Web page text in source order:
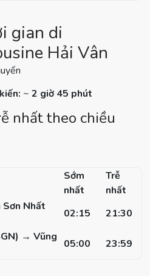
gian di
Hải Vân
~ 2 giờ 45 phút
nhất theo chiều
Sớm
nhất
Trễ
nhất
Nhất
02:15
21:30
→ Vũng
05:00 23:59